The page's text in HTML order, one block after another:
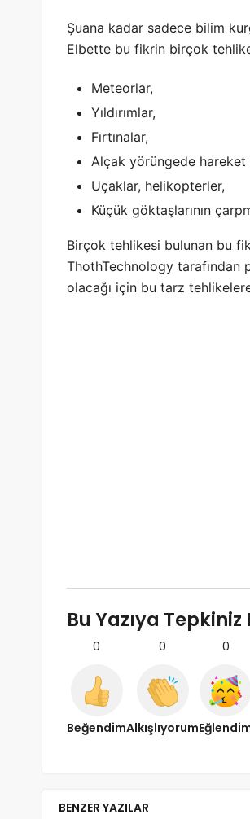
Şuana kadar sadece bilim
Elbette bu fikrin birçok
Meteorlar,
Yıldırımlar,
Fırtınalar,
Alçak yörüngede
Uçaklar, helikopterler,
Küçük göktaşlarının
Birçok tehlikesi bulunan bu
ThothTechnology tarafından
olacağı için bu tarz
Bu Yazıya Tepkiniz
0
Beğendim
0
Alkışlıyorum
0
BENZER YAZILAR